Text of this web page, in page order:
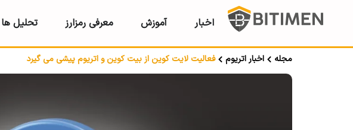
اخبار آموزش معرفی رمزارز تحلیل ها
مجله اخبار اتریوم فعالیت لایت کوین از بیت کوین و اتریوم پیشی می گیرد